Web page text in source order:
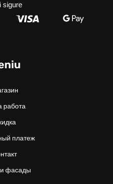
работа
платеж
фасады
sigure